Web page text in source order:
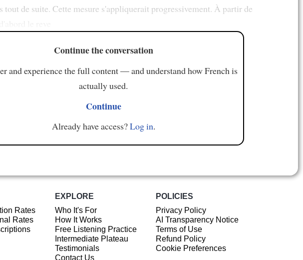
tout de suite. Cette mesure s'appliquerait progressivement. À partir de
Continue the conversation
and experience the full content — and understand how French is
actually used.
Continue
Already have access?Log in.
Rates
Rates
EXPLORE
Who It's For
How It Works
Free Listening Practice
Intermediate Plateau
Testimonials
Contact Us
POLICIES
Privacy Policy
AI Transparency Notice
Terms of Use
Refund Policy
Cookie Preferences